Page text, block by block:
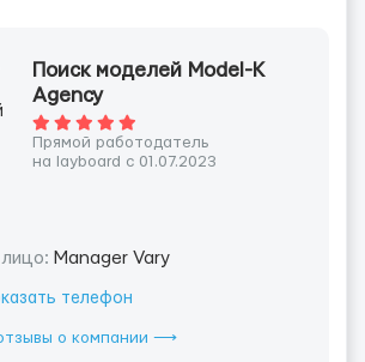
Поиск моделей Model-K
Agency
Прямой работодатель
на layboard с 01.07.2023
Manager Vary
телефон
о компании ⟶